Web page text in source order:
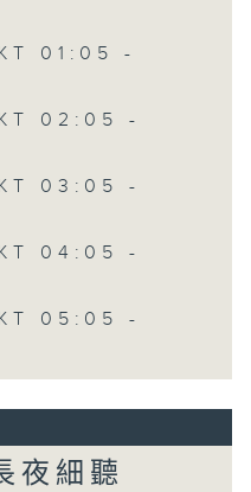
01:05 -
02:05 -
03:05 -
04:05 -
05:05 -
細聽